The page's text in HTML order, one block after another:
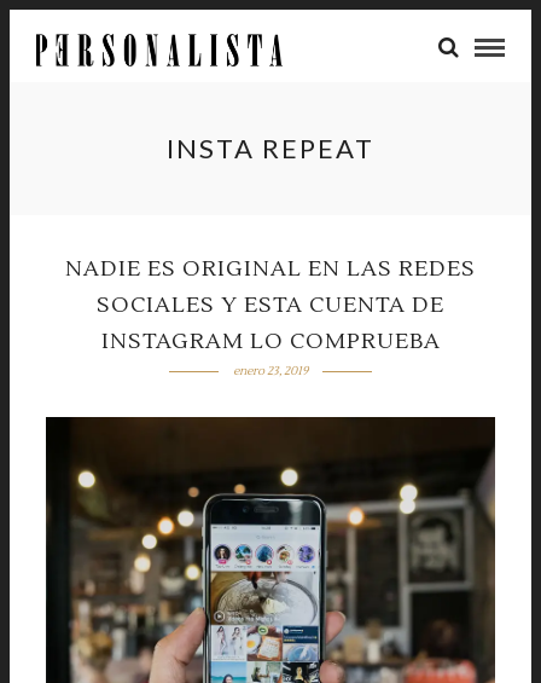
INSTA REPEAT
NADIE ES ORIGINAL EN LAS REDES
SOCIALES Y ESTA CUENTA DE
INSTAGRAM LO COMPRUEBA
enero 23, 2019